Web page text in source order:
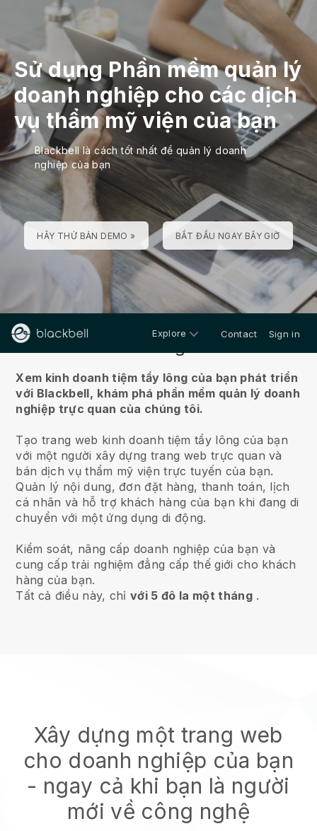
Sử dụng Phần mềm quản lý
doanh nghiệp cho các dịch
vụ thẩm mỹ viện của bạn
Blackbell là cách tốt nhất để quản lý doanh
nghiệp của bạn
HÃY THỬ BẢN DEMO » BẮT ĐẦU NGAY BÂY GIỜ
Explore Contact Sign in
Xem kinh doanh tiệm tẩy lông của bạn phát triển
với Blackbell, khám phá phần mềm quản lý doanh
nghiệp trực quan của chúng tôi.
Tạo trang web kinh doanh tiệm tẩy lông của bạn
với một người xây dựng trang web trực quan và
bán dịch vụ thẩm mỹ viện trực tuyến của bạn.
Quản lý nội dung, đơn đặt hàng, thanh toán, lịch
cá nhân và hỗ trợ khách hàng của bạn khi đang di
chuyển với một ứng dụng di động.
Kiểm soát, nâng cấp doanh nghiệp của bạn và
cung cấp trải nghiệm đẳng cấp thế giới cho khách
hàng của bạn.
Tất cả điều này, chỉvới 5 đô la một tháng.
Xây dựng một trang web
cho doanh nghiệp của bạn
- ngay cả khi bạn là người
mới về công nghệ